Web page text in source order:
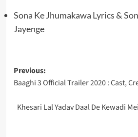
Sona Ke Jhumakawa Lyrics &
Jayenge
Post
navigation
Previous:
Baaghi 3 Official Trailer 2020 : Cast,
Khesari Lal Yadav Daal De Kewadi